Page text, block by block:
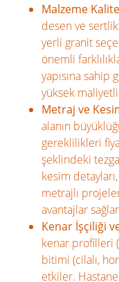
Malzeme
desen ve
yerli granit
önemli
yapısına
yüksek
Metraj ve
alanın
gereklilikleri
şeklindeki
kesim
metrajlı
avantajlar
Kenar İşçiliği
kenar profilleri
bitimi (cilalı,
etkiler.